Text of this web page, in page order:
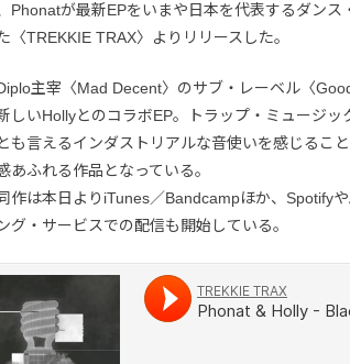
Phonatが最新EPをいまや日本を代表するダンス
〈TREKKIE TRAX〉よりリリースした。
主宰〈Mad Decent〉のサブ・レーベル〈
しいHollyとのコラボEP。トラップ・ミュージッ
も言えるインダストリアルな音使いを感じるこ
あふれる作品となっている。
作は本日よりiTunes／Bandcampほか、Spotify
グ・サービスでの配信も開始している。